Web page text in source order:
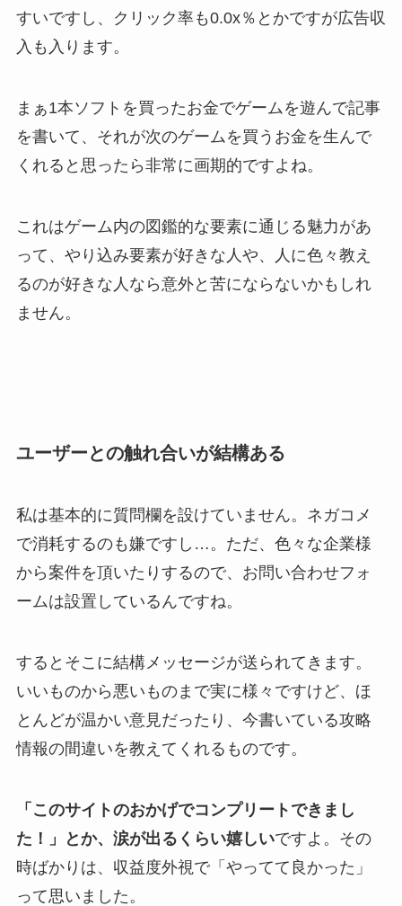
すいですし、クリック率も0.0x％とかですが広告収
入も入ります。
まぁ1本ソフトを買ったお金でゲームを遊んで記事
を書いて、それが次のゲームを買うお金を生んで
くれると思ったら非常に画期的ですよね。
これはゲーム内の図鑑的な要素に通じる魅力があ
って、やり込み要素が好きな人や、人に色々教え
るのが好きな人なら意外と苦にならないかもしれ
ません。
ユーザーとの触れ合いが結構ある
私は基本的に質問欄を設けていません。ネガコメ
で消耗するのも嫌ですし…。ただ、色々な企業様
から案件を頂いたりするので、お問い合わせフォ
ームは設置しているんですね。
するとそこに結構メッセージが送られてきます。
いいものから悪いものまで実に様々ですけど、ほ
とんどが温かい意見だったり、今書いている攻略
情報の間違いを教えてくれるものです。
「このサイトのおかげでコンプリートできまし
た！」とか、涙が出るくらい嬉しいですよ。その
時ばかりは、収益度外視で「やってて良かった」
って思いました。